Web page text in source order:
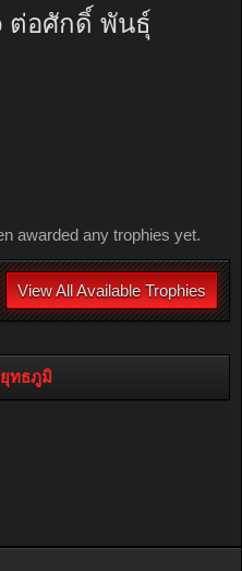
ต่อศักดิ์ พันธุ์
awarded any trophies yet.
View All Available Trophies
ทธภูมิ